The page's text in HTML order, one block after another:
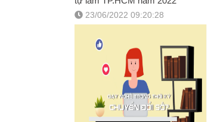
23/06/2022 09:20:28